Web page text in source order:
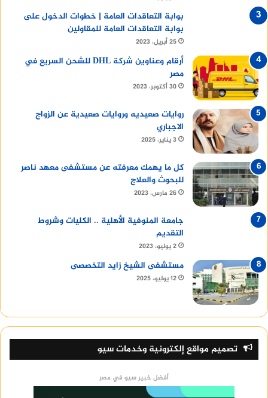
بوابة التعاقدات العامة | خطوات الدخول على
بوابة التعاقدات العامة للمقاولين
25 أبريل، 2023
أرقام وعناوين شركة DHL للشحن السريع في
مصر
30 أكتوبر، 2023
روايات صعيديه وروايات صعيدية عن الزواج
الاجباري
3 يناير، 2025
كل ما يهمك معرفته عن مستشفى معهد ناصر
للبحوث والعلاج
26 مارس، 2023
جامعة المنوفية الأهلية .. الكليات وشروط
التقديم
2 يوليو، 2023
مستشفى الشيخ زايد التخصصى
12 يوليو، 2025
تصميم مواقع إلكترونية وخدمات سيو
أفضل خبير سيو في مصر